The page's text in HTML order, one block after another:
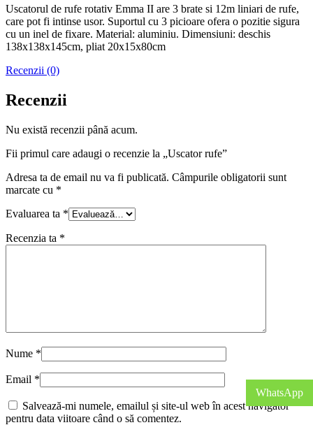
Uscatorul de rufe rotativ Emma II are 3 brate si 12m liniari de rufe,
care pot fi intinse usor. Suportul cu 3 picioare ofera o pozitie sigura
cu un inel de fixare. Material: aluminiu. Dimensiuni: deschis
138x138x145cm, pliat 20x15x80cm
Recenzii (0)
Recenzii
Nu există recenzii până acum.
Fii primul care adaugi o recenzie la „Uscator rufe”
Adresa ta de email nu va fi publicată. Câmpurile obligatorii sunt
marcate cu *
Evaluarea ta *
Recenzia ta *
Nume *
Email *
Salvează-mi numele, emailul și site-ul web în acest navigator
pentru data viitoare când o să comentez.
WhatsApp